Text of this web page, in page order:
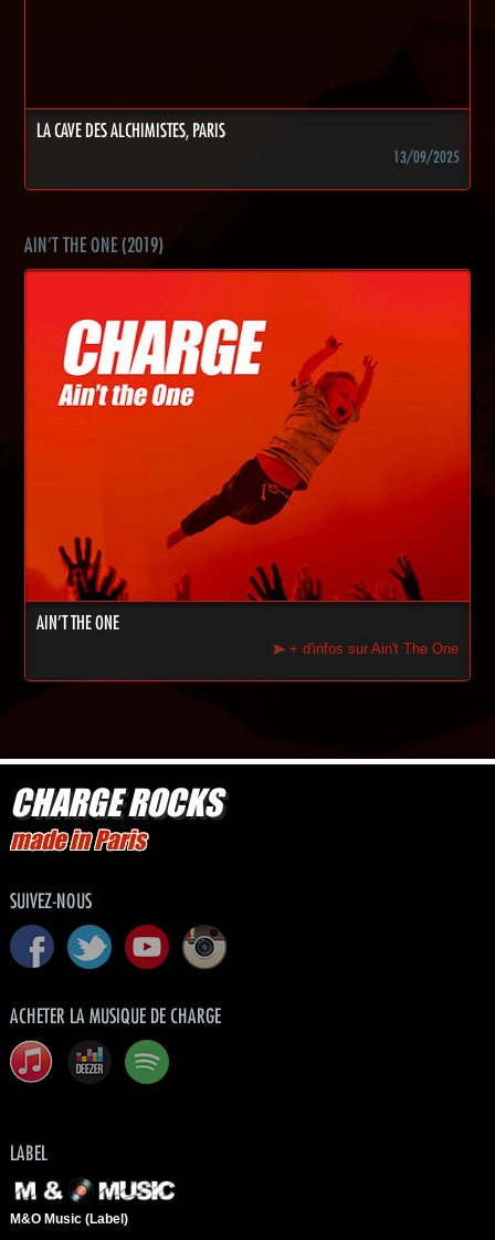
LA CAVE DES ALCHIMISTES, PARIS
13/09/2025
AIN'T THE ONE (2019)
AIN'T THE ONE
+ d'infos sur Ain't The One
CHARGE ROCKS
made in Paris
SUIVEZ-NOUS
ACHETER LA MUSIQUE DE CHARGE
LABEL
M&O Music (Label)